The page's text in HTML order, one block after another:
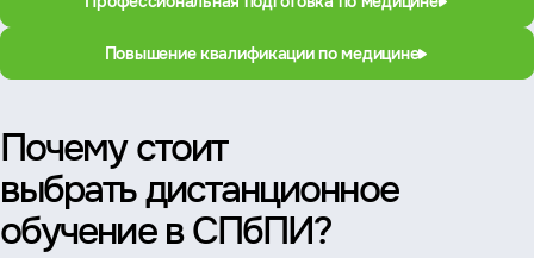
Повышение квалификации по медицине
Почему стоит
выбрать дистанционное
обучение в СПбПИ?